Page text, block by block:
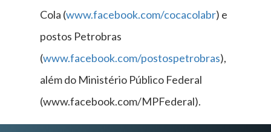
Cola (www.facebook.com/cocacolabr) e
postos Petrobras
(www.facebook.com/postospetrobras),
além do Ministério Público Federal
(www.facebook.com/MPFederal).